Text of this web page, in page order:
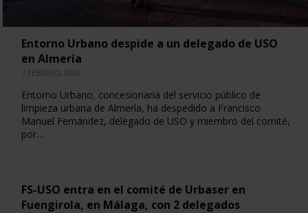
Entorno Urbano despide a un delegado de USO
en Almería
7 FEBRERO, 2020
Entorno Urbano, concesionaria del servicio público de
limpieza urbana de Almería, ha despedido a Francisco
Manuel Fernández, delegado de USO y miembro del comité,
por…
FS-USO entra en el comité de Urbaser en
Fuengirola, en Málaga, con 2 delegados